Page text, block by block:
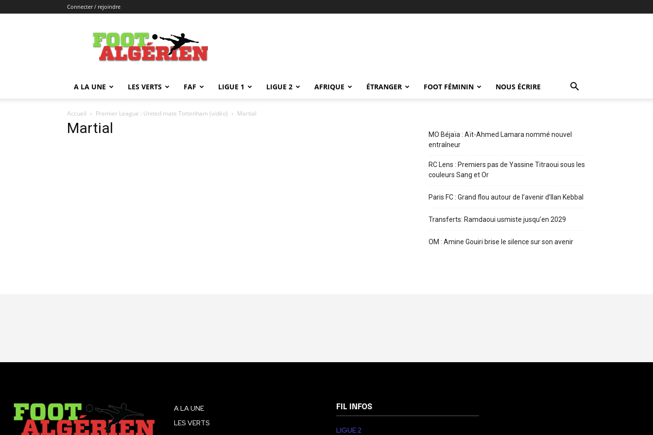
Connecter / rejoindre
FOOTALGERIEN
A LA UNE LES VERTS FAF LIGUE 1 LIGUE 2 AFRIQUE ÉTRANGER FOOT FÉMININ NOUS ÉCRIRE
Accueil Premier League : United mate Tottenham (vidéo) Martial
Martial
MO Béjaïa : Aït-Ahmed Lamara nommé nouvel
entraîneur
RC Lens : Premiers pas de Yassine Titraoui sous les
couleurs Sang et Or
Paris FC : Grand flou autour de l’avenir d’Ilan Kebbal
Transferts: Ramdaoui usmiste jusqu’en 2029
OM : Amine Gouiri brise le silence sur son avenir
A LA UNE
LES VERTS
FIL INFOS
LIGUE 2